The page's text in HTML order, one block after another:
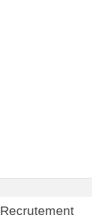
Recrutement